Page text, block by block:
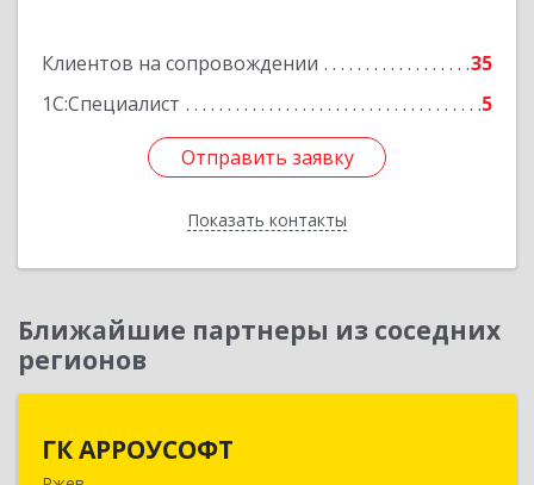
Клиентов на сопровождении
35
1С:Специалист
5
Отправить заявку
Показать контакты
Подробнее
Отправить заявку
Назад
Ближайшие партнеры из соседних
регионов
ГК АРРОУСОФТ